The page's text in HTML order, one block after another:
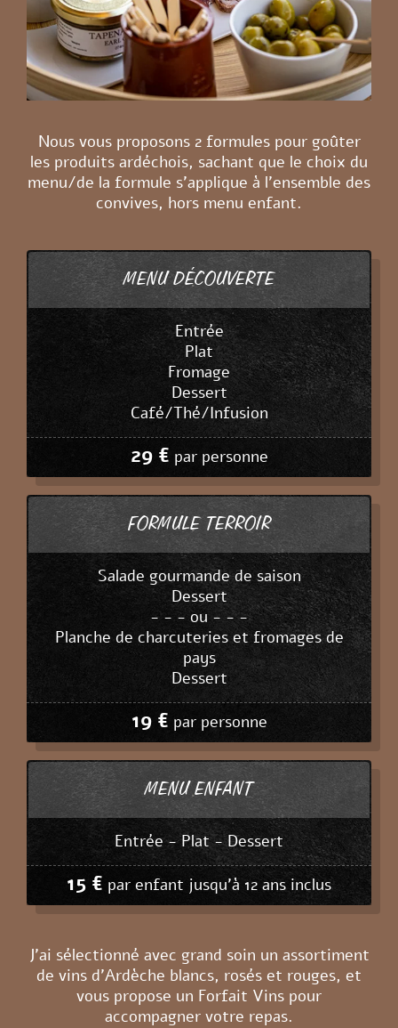
Nous vous proposons 2 formules pour goûter
les produits ardéchois, sachant que le choix du
menu/de la formule s’applique à l’ensemble des
convives, hors menu enfant.
MENU DÉCOUVERTE
Entrée
Plat
Fromage
Dessert
Café/Thé/Infusion
29 € par personne
FORMULE TERROIR
Salade gourmande de saison
Dessert
- - - ou - - -
Planche de charcuteries et fromages de
pays
Dessert
19 € par personne
MENU ENFANT
Entrée - Plat - Dessert
15 € par enfant jusqu’à 12 ans inclus
J'ai sélectionné avec grand soin un assortiment
de vins d'Ardèche blancs, rosés et rouges, et
vous propose un Forfait Vins pour
accompagner votre repas.